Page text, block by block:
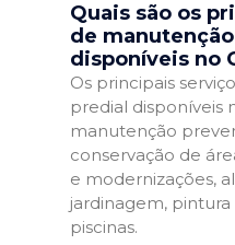
Quais são os
de
disponíveis no
Os principais
predial disponíveis
manutenção
conservação de
e modernizações,
jardinagem,
piscinas.